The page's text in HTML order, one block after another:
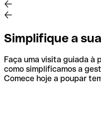
Simplifique a
Faça uma visita guiada à
como simplificamos a
Comece hoje a poupar